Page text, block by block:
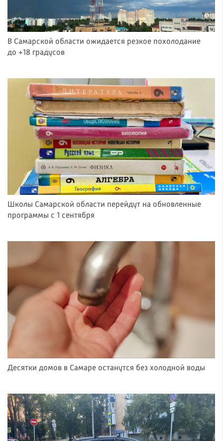
В Самарской области ожидается резкое похолодание
до +18 градусов
Школы Самарской области перейдут на обновленные
программы с 1 сентября
Десятки домов в Самаре останутся без холодной воды